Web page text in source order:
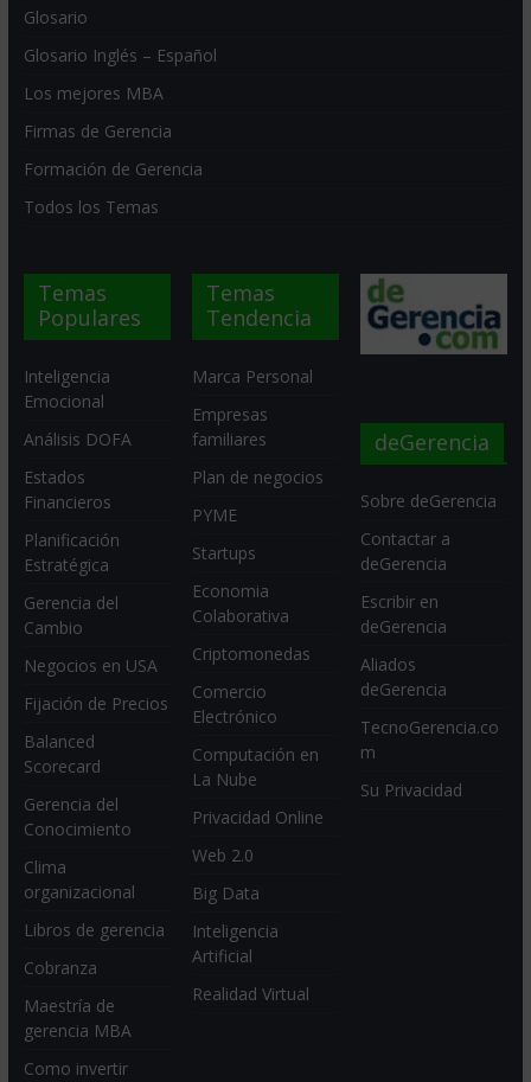
Glosario
Glosario Inglés – Español
Los mejores MBA
Firmas de Gerencia
Formación de Gerencia
Todos los Temas
Temas
Populares
Inteligencia
Emocional
Análisis DOFA
Estados
Financieros
Planificación
Estratégica
Gerencia del
Cambio
Negocios en USA
Fijación de Precios
Balanced
Scorecard
Gerencia del
Conocimiento
Clima
organizacional
Libros de gerencia
Cobranza
Maestría de
gerencia MBA
Como invertir
Temas
Tendencia
Marca Personal
Empresas
familiares
Plan de negocios
PYME
Startups
Economia
Colaborativa
Criptomonedas
Comercio
Electrónico
Computación en
La Nube
Privacidad Online
Web 2.0
Big Data
Inteligencia
Artificial
Realidad Virtual
deGerencia
Sobre deGerencia
Contactar a
deGerencia
Escribir en
deGerencia
Aliados
deGerencia
TecnoGerencia.co
m
Su Privacidad